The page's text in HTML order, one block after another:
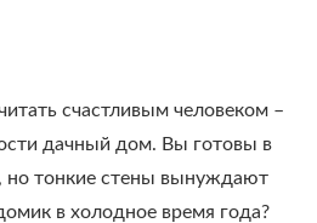
счастливым человеком –
дачный дом. Вы готовы в
но тонкие стены вынуждают
в холодное время года?